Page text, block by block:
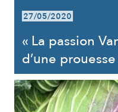
27/05/2020
« La passion
d’une prouesse